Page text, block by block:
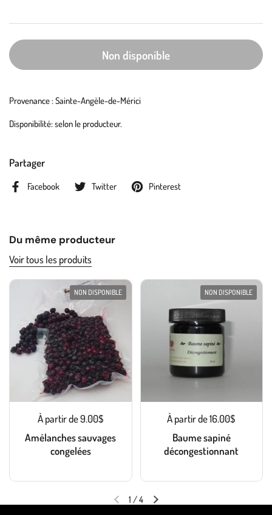
Non disponible
Provenance : Sainte-Angèle-de-Mérici
Disponibilité: selon le producteur.
Partager
Facebook Twitter Pinterest
Du même producteur
Voir tous les produits
À partir de 9.00$
Amélanches sauvages
congelées
NON DISPONIBLE
À partir de 16.00$
Baume sapiné
décongestionnant
NON DISPONIBLE
1 /4